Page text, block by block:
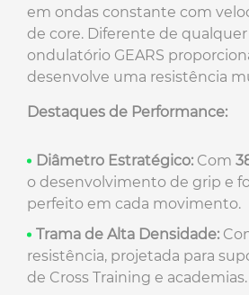
em ondas constante com
de core. Diferente de
ondulatório GEARS
desenvolve uma resistência
Destaques de Performance:
Diâmetro Estratégico: Com
o desenvolvimento de grip e
perfeito em cada movimento.
Trama de Alta Densidade:
resistência, projetada para
de Cross Training e academias.